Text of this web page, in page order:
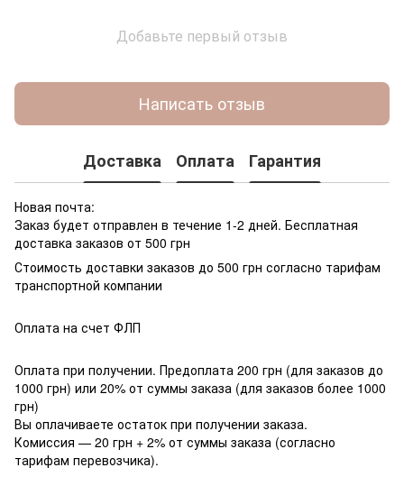
Добавьте первый отзыв
Написать отзыв
Доставка Оплата Гарантия
Новая почта:
Заказ будет отправлен в течение 1-2 дней. Бесплатная
доставка заказов от 500 грн
Стоимость доставки заказов до 500 грн согласно тарифам
транспортной компании
Оплата на счет ФЛП
Оплата при получении. Предоплата 200 грн (для заказов до
1000 грн) или 20% от суммы заказа (для заказов более 1000
грн)
Вы оплачиваете остаток при получении заказа.
Комиссия — 20 грн + 2% от суммы заказа (согласно
тарифам перевозчика).